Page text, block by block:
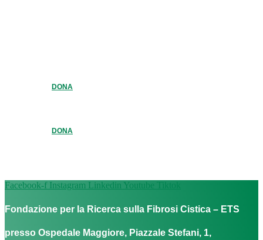
DONA
DONA
Facebook-f Instagram Linkedin Youtube Tiktok
Fondazione per la Ricerca sulla Fibrosi Cistica – ETS
presso Ospedale Maggiore, Piazzale Stefani, 1,